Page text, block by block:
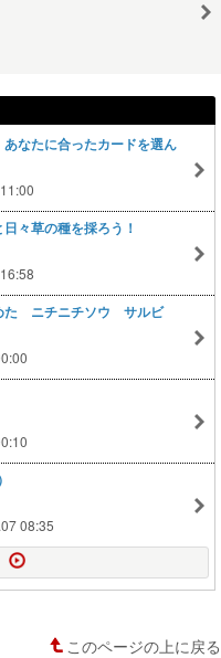
あなたに合ったカードを選ん
々草の種を採ろう！
た ニチニチソウ サルビ
08:35
このページの上に戻る